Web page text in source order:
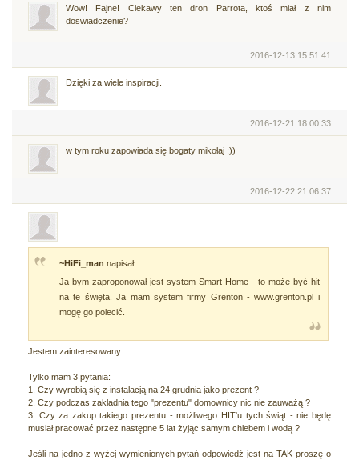
Wow! Fajne! Ciekawy ten dron Parrota, ktoś miał z nim
doswiadczenie?
2016-12-13 15:51:41
Dzięki za wiele inspiracji.
2016-12-21 18:00:33
w tym roku zapowiada się bogaty mikołaj :))
2016-12-22 21:06:37
~HiFi_man napisał:
Ja bym zaproponował jest system Smart Home - to może być hit
na te święta. Ja mam system firmy Grenton - www.grenton.pl i
mogę go polecić.
Jestem zainteresowany.
Tylko mam 3 pytania:
1. Czy wyrobią się z instalacją na 24 grudnia jako prezent ?
2. Czy podczas zakładnia tego "prezentu" domownicy nic nie zauważą ?
3. Czy za zakup takiego prezentu - możliwego HIT'u tych świąt - nie będę
musiał pracować przez następne 5 lat żyjąc samym chlebem i wodą ?
Jeśli na jedno z wyżej wymienionych pytań odpowiedź jest na TAK proszę o